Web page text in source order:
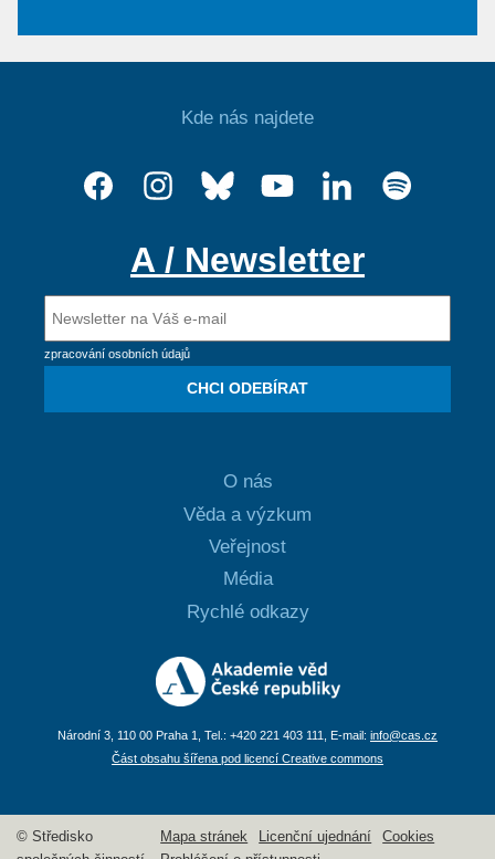
Kde nás najdete
A / Newsletter
zpracování osobních údajů
CHCI ODEBÍRAT
O nás
Věda a výzkum
Veřejnost
Média
Rychlé odkazy
Národní 3, 110 00 Praha 1, Tel.: +420 221 403 111, E-mail: info@cas.cz
Část obsahu šířena pod licencí Creative commons
© Středisko
Mapa stránek Licenční ujednání
Cookies